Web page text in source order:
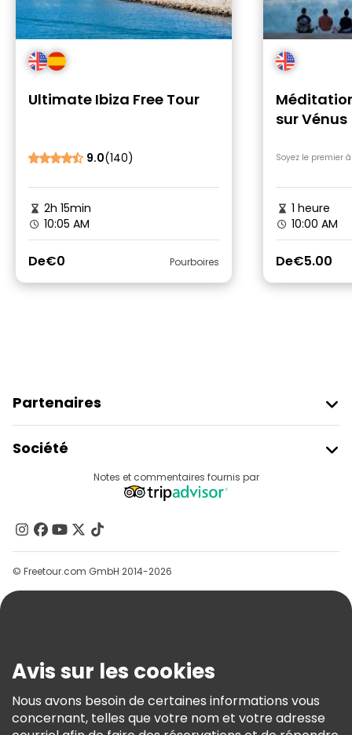
Ultimate Ibiza Free Tour
9.0(140)
2h 15min
10:05 AM
De€0 Pourboires
sur Vénus
Soyez le premier
1 heure
10:00 AM
De€5.00
Partenaires
Connexion Du Fournisseur
Programme D’affiliation
Société
Contactez-Nous
Groupes
Aide
Conditions Générales Et Mentions Légales
Politique En Matière De Cookies
Freetour Prix
Notes et commentaires fournis par
© Freetour.com GmbH 2014-2026
Avis sur les cookies
Nous avons besoin de certaines informations vous
concernant, telles que votre nom et votre adresse